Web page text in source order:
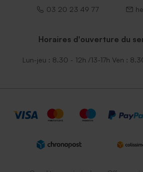
03 20 23 49 77
Horaires d'ouverture du
Lun-jeu : 8.30 - 12h /13-17h Ven :